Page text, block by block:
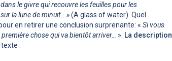
le givre qui recouvre les feuilles pour les
la lune de minuit… »(A glass of water). Quel
en retirer une conclusion surprenante: « Si vous
chose qui va bientôt arriver…
». La description
: